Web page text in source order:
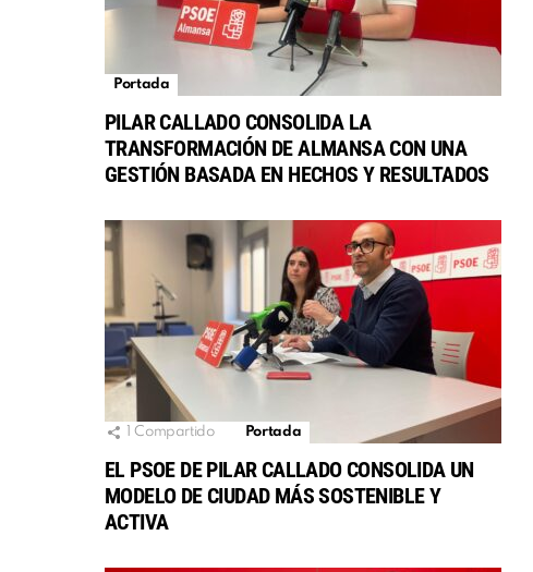
Portada
PILAR CALLADO CONSOLIDA LA
TRANSFORMACIÓN DE ALMANSA CON UNA
GESTIÓN BASADA EN HECHOS Y RESULTADOS
Compartido Portada
EL PSOE DE PILAR CALLADO CONSOLIDA UN
MODELO DE CIUDAD MÁS SOSTENIBLE Y
ACTIVA